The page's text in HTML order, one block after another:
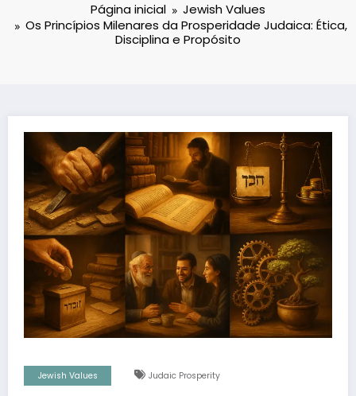
Página inicial
Jewish Values
Os Princípios Milenares da Prosperidade Judaica: Ética,
Disciplina e Propósito
Jewish Values Judaic Prosperity